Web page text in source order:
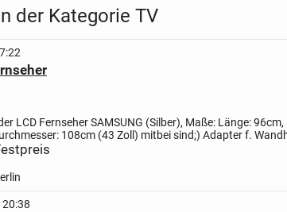
der Kategorie TV
LCD Fernseher SAMSUNG (Silber), Maße: Länge: 96cm,
108cm (43 Zoll) mitbei sind;) Adapter f.
Kabelführung, CI- Kartenadapter
20:38